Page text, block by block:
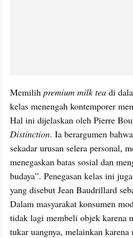
Memilih premium milk tea di
kelas menengah kontemporer
Distinction. Ia berargumen
sekadar urusan selera personal,
menegaskan batas sosial dan
budaya”. Penegasan kelas ini
yang disebut Jean Baudrillard
Dalam masyarakat konsumen
tidak lagi membeli objek karena
tukar uangnya, melainkan karena